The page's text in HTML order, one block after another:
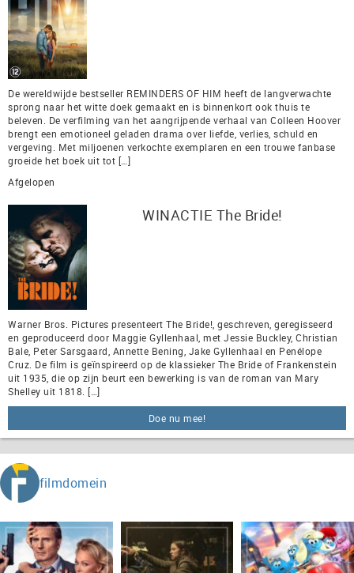
De wereldwijde bestseller REMINDERS OF HIM heeft de langverwachte
sprong naar het witte doek gemaakt en is binnenkort ook thuis te
beleven. De verfilming van het aangrijpende verhaal van Colleen Hoover
brengt een emotioneel geladen drama over liefde, verlies, schuld en
vergeving. Met miljoenen verkochte exemplaren en een trouwe fanbase
groeide het boek uit tot […]
Afgelopen
WINACTIE The Bride!
Warner Bros. Pictures presenteert The Bride!, geschreven, geregisseerd
en geproduceerd door Maggie Gyllenhaal, met Jessie Buckley, Christian
Bale, Peter Sarsgaard, Annette Bening, Jake Gyllenhaal en Penélope
Cruz. De film is geïnspireerd op de klassieker The Bride of Frankenstein
uit 1935, die op zijn beurt een bewerking is van de roman van Mary
Shelley uit 1818. […]
Doe nu mee!
filmdomein